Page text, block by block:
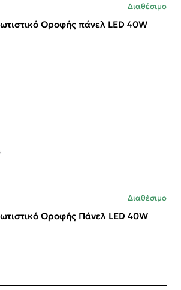
Διαθέσιμο
Οροφής πάνελ LED 40W
Διαθέσιμο
Οροφής Πάνελ LED 40W